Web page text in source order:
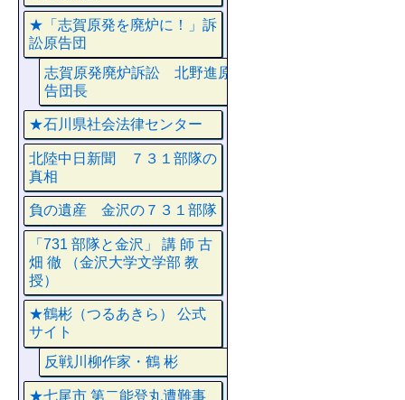
★「志賀原発を廃炉に！」訴
訟原告団
志賀原発廃炉訴訟 北野進原
告団長
★石川県社会法律センター
北陸中日新聞 ７３１部隊の
真相
負の遺産 金沢の７３１部隊
「731 部隊と金沢」 講 師 古
畑 徹 （金沢大学文学部 教
授）
★鶴彬（つるあきら） 公式
サイト
反戦川柳作家・鶴 彬
★七尾市 第二能登丸遭難事